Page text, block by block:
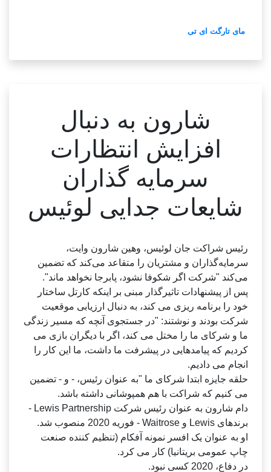
مای تارگت ای تی
شارون به دنبال
افزایش انتظارات
سرمایه گذاران
شایعات جدایی لوئیس
رئیس شراکت جان لوئیس، وهین شارون وایت،
سرمایه‌گذاران و مشتریان را متقاعد می‌کند که تضمین
می‌کند "شرکت اگر شکوفا نشود، پابرجا نخواهد ماند".
پس از پیشنهادات تاثیرگذار مبنی بر اینکه کارتل ساختار
خود را برنامه ریزی می کند، به دنبال ارزیابی موقعیت
شرکت بودند و نوشتند: "در جستجوی آنچه که مسیر زندگی
ما و شرکای ما را مختل می کند، اگر با دیگران بازی می
کردیم که پیامدهایی در پیشرفت ما داشت، ما این کار را
انجام می دادیم.
حلقه جایزه ابتدا شرکای ما "به عنوان رئیس، - و - تضمین
می کنیم که شراکت با هم همپوشانی داشته باشد.
دام شارون به عنوان رئیس شرکت Lewis Partnership -
برندهای Lewis و Waitrose - فوریه 2020 منصوب شد.
او به عنوان یک افسر نمونه آفکام (تنظیم کننده صنعت
چاپ عمومی بریتانیا) کار می کرد.
در دفاع، 2020 کسی نبود.